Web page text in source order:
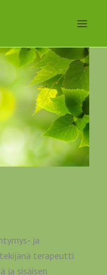
ja
terapeutti
ja sisäisen